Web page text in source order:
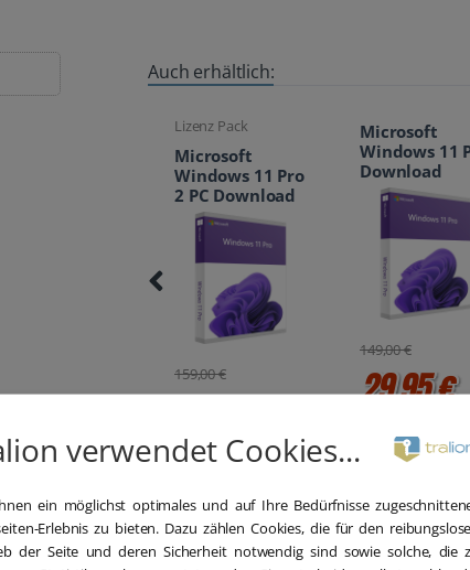
Auch erhältlich:
54,95 €
Microsoft
Windows 11 Pro
Download
149,00 €
29,95 €
Lizenz Pack
Microsoft
Windows 11
3 PC
159,00 €
82,95
verwendet Cookies...
ein möglichst optimales und auf Ihre Bedürfnisse
Erlebnis zu bieten. Dazu zählen Cookies, die für den
der Seite und deren Sicherheit notwendig sind sowie solche, die